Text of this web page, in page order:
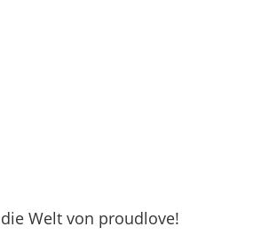
Welt von proudlove!